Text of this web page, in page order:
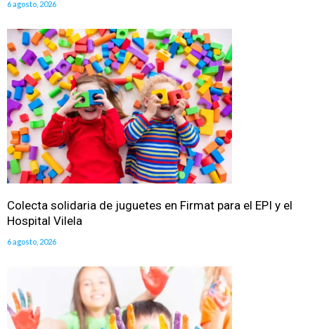
6 agosto, 2026
Colecta solidaria de juguetes en Firmat para el EPI y el
Hospital Vilela
6 agosto, 2026